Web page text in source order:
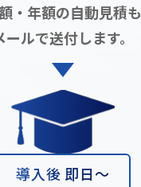
・年額の自動見積も
ールで送付します。
導入後 即日〜